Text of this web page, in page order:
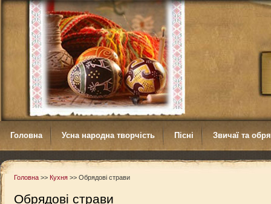
Головна Усна народна творчість Пісні Звичаї та
Головна >> Кухня >> Обрядові страви
Обрядові страви